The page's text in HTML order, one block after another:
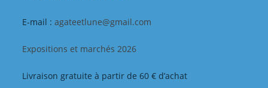
E-mail :agateetlune@gmail.com
Expositions et marchés 2026
Livraison gratuite à partir de 60 € d’achat